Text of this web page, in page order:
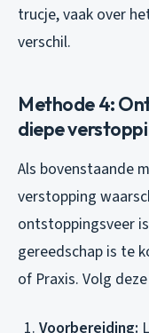
trucje, vaak over
verschil.
Methode 4:
diepe
Als bovenstaande
verstopping
ontstoppingsveer
gereedschap is te
of Praxis. Volg
Voorbereiding: